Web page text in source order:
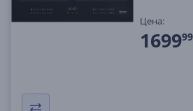
Цена:
1699